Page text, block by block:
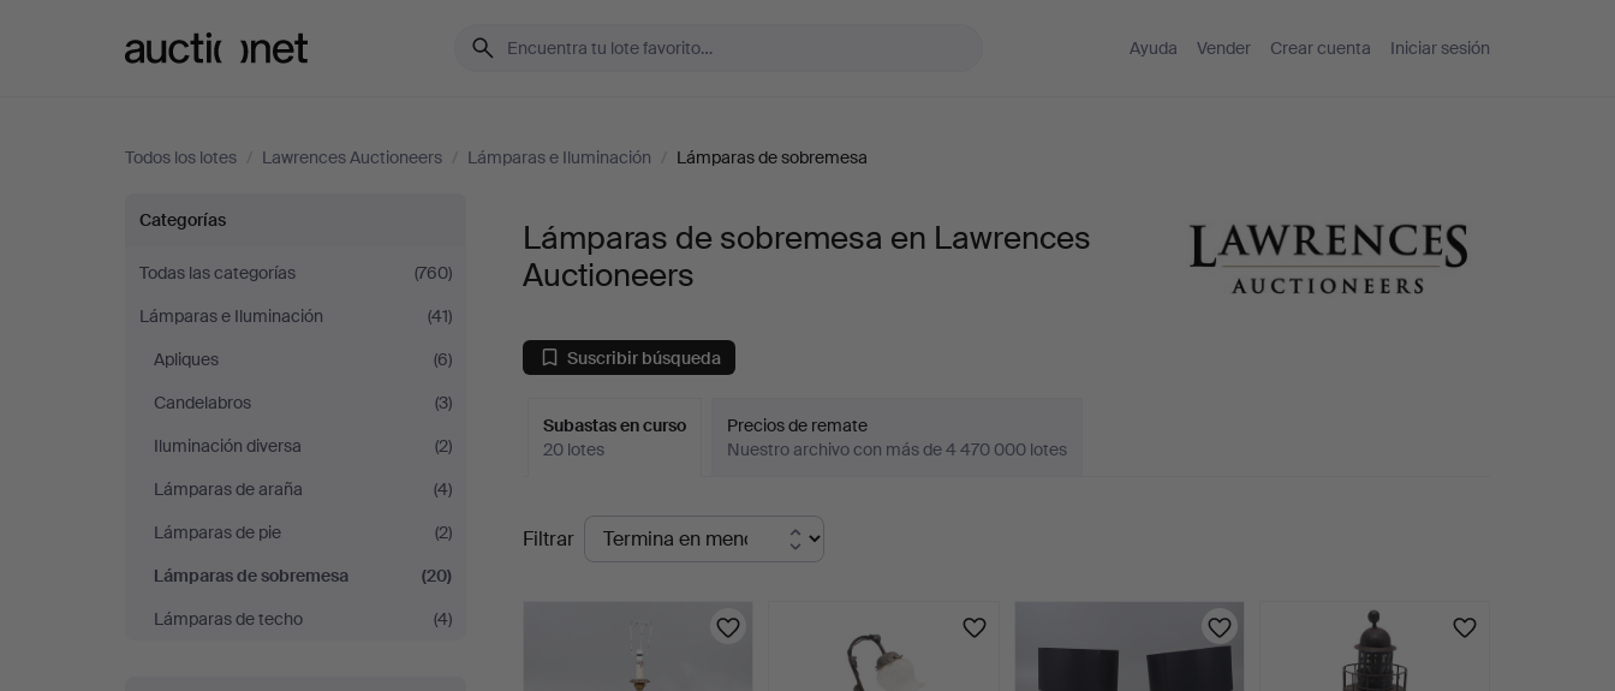
Ayuda Vender Crear cuenta Iniciar sesión
Todos los lotes / Lawrences Auctioneers / Lámparas e Iluminación / Lámparas de sobremesa
Lámparas
de
sobremesa
en
Lawrences
Auctioneers
Categorías
Todas las categorías
(760)
Lámparas e Iluminación
(41)
Apliques
(6)
Candelabros
(3)
Iluminación diversa
(2)
Lámparas de araña
(4)
Lámparas de pie
(2)
Lámparas de sobremesa
(20)
Lámparas de techo
(4)
Lámparas de sobremesa en Lawrences
Auctioneers
Suscribir búsqueda
Subastas en curso
20 lotes
Precios de remate
Nuestro archivo con más de 4 470 000 lotes
Subastas
en
Filtrar